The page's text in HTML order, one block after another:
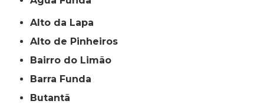
Alto da Lapa
Alto de Pinheiros
Bairro do Limão
Barra Funda
Butantã